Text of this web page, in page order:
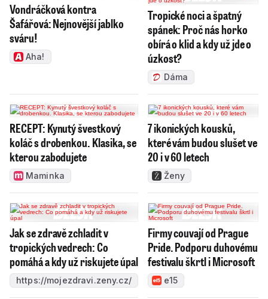
Vondráčková kontra
Šafářová: Nejnovější jablko
sváru!
Aha!
Tropické noci a špatný
spánek: Proč nás horko
obírá o klid a kdy už jde o
úzkost?
Dáma
RECEPT: Kynutý švestkový
koláč s drobenkou. Klasika, se
kterou zabodujete
Maminka
7 ikonických kousků,
které vám budou slušet ve
20 i v 60 letech
Ženy
Jak se zdravě zchladit v
tropických vedrech: Co
pomáhá a kdy už riskujete úpal
https://mojezdravi.zeny.cz/
Firmy couvají od Prague
Pride. Podporu duhovému
festivalu škrtl i Microsoft
e15